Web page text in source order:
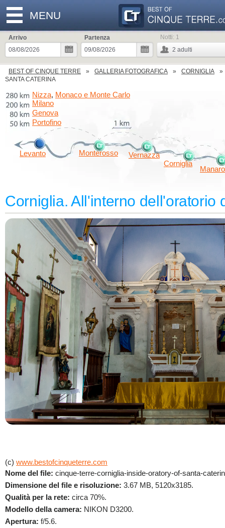
MENU
Arrivo
Partenza
2 adulti
Notti: 1
BEST OF CINQUE TERRE GALLERIA FOTOGRAFICA
CORNIGLIA
SANTA CATERINA
Levanto Monterosso
Vernazza
Corniglia
Genova
Milano
Nizza, Monaco e Monte Carlo
Portofino
Corniglia. All'interno dell'oratorio
(c) www.bestofcinqueterre.com
Nome del file: cinque-terre-corniglia-inside-oratory-of-santa-
Dimensione del file e risoluzione: 3.67 MB, 5120x3185.
Qualità per la rete: circa 70%.
Modello della camera: NIKON D3200.
Apertura: f/5.6.